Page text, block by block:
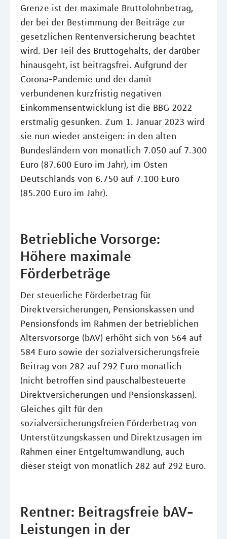
Grenze ist der maximale Bruttolohnbetrag,
der bei der Bestimmung der Beiträge zur
gesetzlichen Rentenversicherung beachtet
wird. Der Teil des Bruttogehalts, der darüber
hinausgeht, ist beitragsfrei. Aufgrund der
Corona-Pandemie und der damit
verbundenen kurzfristig negativen
Einkommensentwicklung ist die BBG 2022
erstmalig gesunken. Zum 1. Januar 2023 wird
sie nun wieder ansteigen: in den alten
Bundesländern von monatlich 7.050 auf 7.300
Euro (87.600 Euro im Jahr), im Osten
Deutschlands von 6.750 auf 7.100 Euro
(85.200 Euro im Jahr).
Betriebliche Vorsorge:
Höhere maximale
Förderbeträge
Der steuerliche Förderbetrag für
Direktversicherungen, Pensionskassen und
Pensionsfonds im Rahmen der betrieblichen
Altersvorsorge (bAV) erhöht sich von 564 auf
584 Euro sowie der sozialversicherungsfreie
Beitrag von 282 auf 292 Euro monatlich
(nicht betroffen sind pauschalbesteuerte
Direktversicherungen und Pensionskassen).
Gleiches gilt für den
sozialversicherungsfreien Förderbetrag von
Unterstützungskassen und Direktzusagen im
Rahmen einer Entgeltumwandlung, auch
dieser steigt von monatlich 282 auf 292 Euro.
Rentner: Beitragsfreie bAV-
Leistungen in der